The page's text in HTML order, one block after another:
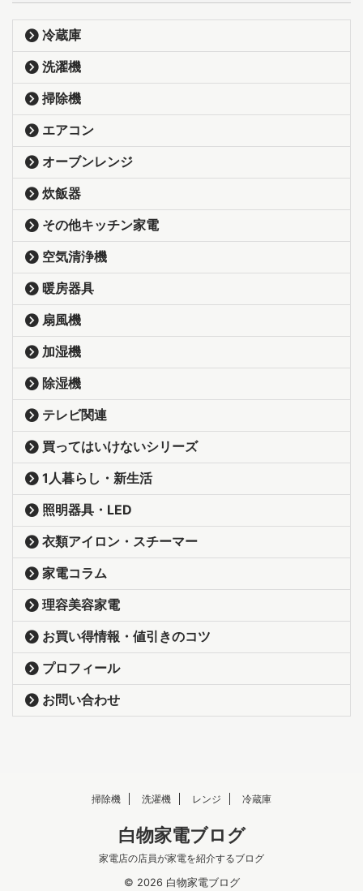
冷蔵庫
洗濯機
掃除機
エアコン
オーブンレンジ
炊飯器
その他キッチン家電
空気清浄機
暖房器具
扇風機
加湿機
除湿機
テレビ関連
買ってはいけないシリーズ
1人暮らし・新生活
照明器具・LED
衣類アイロン・スチーマー
家電コラム
理容美容家電
お買い得情報・値引きのコツ
プロフィール
お問い合わせ
掃除機 洗濯機 レンジ 冷蔵庫
白物家電ブログ
家電店の店員が家電を紹介するブログ
© 2026 白物家電ブログ